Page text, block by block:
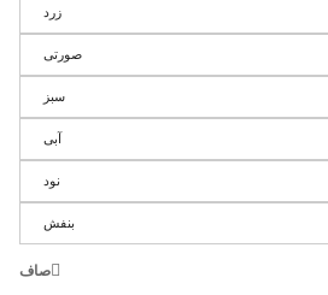
زرد
صورتی
سبز
آبی
نود
بنفش
صاف